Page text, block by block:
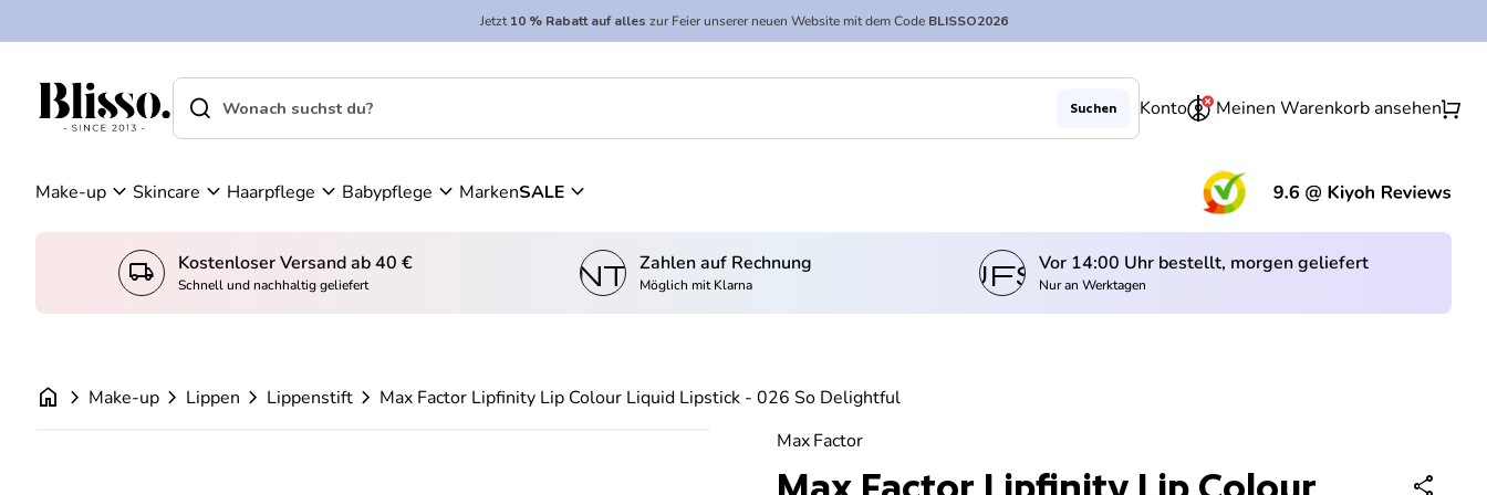
Jetzt10 % Rabatt auf alles zur Feier unserer neuen Website mit dem Code BLISSO2026
Startseite
K
W
en
ko
se
shopping_cart
Startseite
Suche"
search Suchen Konto Meinen Warenkorb ansehenshopping_cart
Make-up expand_more Skincare expand_more Haarpflege expand_more Babypflege expand_more MarkenSALE expand_more
local_shipping Kostenloser Versand ab 40 €
Schnell und nachhaltig geliefertkonto_kontostand_wallet
Zahlen auf Rechnung
Möglich mit Klarna einkaufswagenVor 14:00 Uhr bestellt, morgen geliefert
Nur an Werktagen
home chevron_right Make-up chevron_right Lippen chevron_right Lippenstift chevron_right Max Factor Lipfinity Lip Colour Liquid Lipstick - 026 So Delightful
Max Factor
share